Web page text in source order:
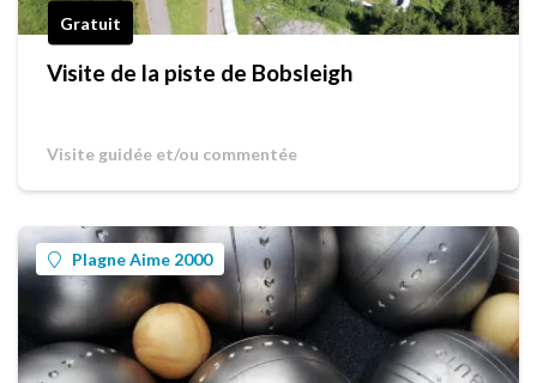
Gratuit
Visite de la piste de Bobsleigh
Visite guidée et/ou commentée
Plagne Aime 2000